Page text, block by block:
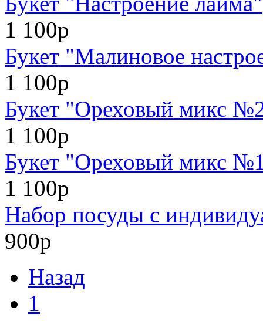
1 100р
Букет "Малиновое
1 100р
Букет "Ореховый микс
1 100р
Букет "Ореховый микс
1 100р
Набор посуды с
900р
Назад
1